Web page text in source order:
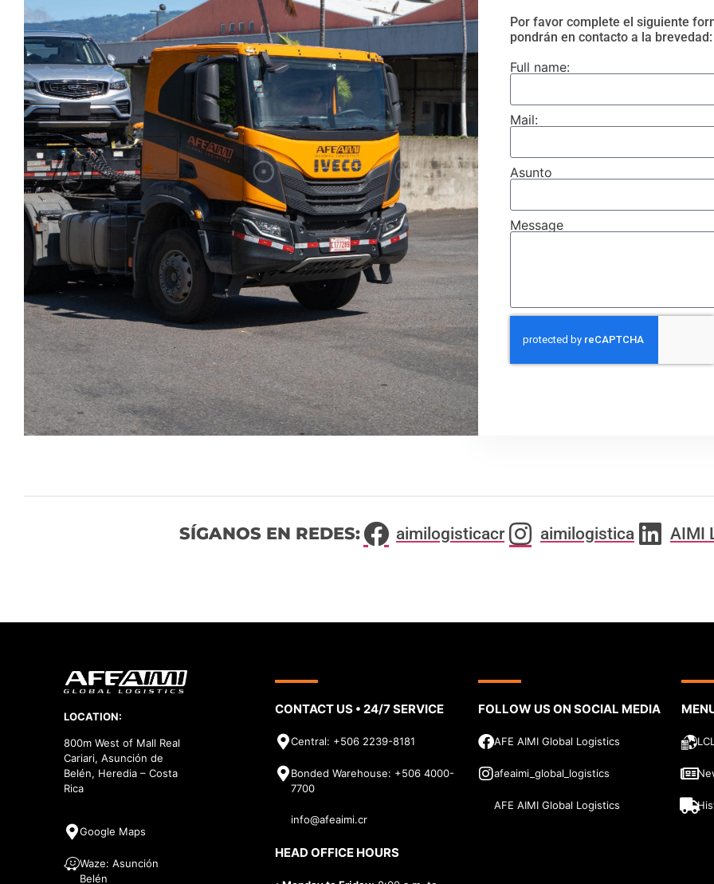
Por favor complete el siguiente
pondrán en contacto a la brevedad:
Full name:
Mail:
Asunto
Message
SÍGANOS EN REDES: aimilogisticacr aimilogistica AIMI
LOCATION:
800m West of Mall Real
Cariari, Asunción de
Belén, Heredia – Costa
Rica
Google Maps
Waze: Asunción
Belén
CONTACT US • 24/7 SERVICE
Central: +506 2239-8181
Bonded Warehouse: +506 4000-
7700
info@afeaimi.cr
HEAD OFFICE HOURS
FOLLOW US ON SOCIAL MEDIA
AFE AIMI Global Logistics
afeaimi_global_logistics
AFE AIMI Global Logistics